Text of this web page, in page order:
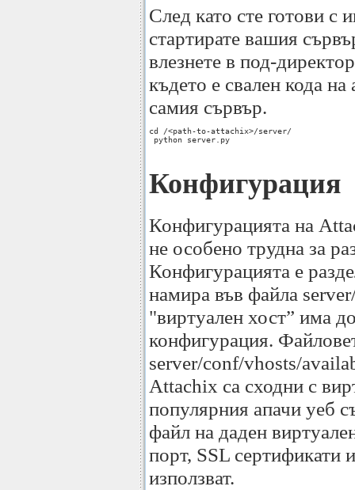
След като сте готови с
стартирате вашия
влезнете в под-
където е свален кода
самия сървър.
cd /<path-to-attachix>/server/
python server.py
Конфигурация
Конфигурацията на
не особено трудна за
Конфигурацията е
намира във файла
"виртуален хост” има
конфигурация.
server/conf/vhosts/
Attachix са сходни с
популярния апачи уеб
файл на даден
порт, SSL сертификати
използват.